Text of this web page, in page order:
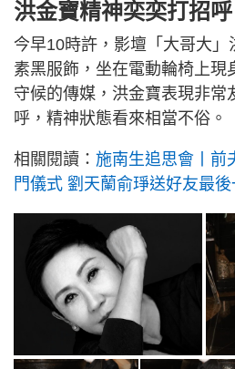
洪金寶精神奕奕打招呼
今早10時許，影壇「大哥大
素黑服飾，坐在電動輪椅上現
守候的傳媒，洪金寶表現非常
呼，精神狀態看來相當不俗。
相關閱讀： 施南生追思會丨前
門儀式 劉天蘭俞琤送好友最後